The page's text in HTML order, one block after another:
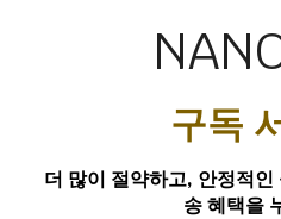
구독
더 많이 절약하고, 안정적
송 혜택을